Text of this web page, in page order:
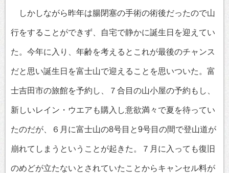
しかしながら昨年は腸閉塞の手術の術後だったので山
行をすることができず、自宅で静かに誕生日を迎えてい
た。今年に入り、年齢を考えるとこれが最後のチャンス
だと思い誕生日を富士山で迎えることを思いついた。富
士吉田市の旅館を予約し、７合目の山小屋の予約もし、
新しいレイン・ウエアも購入し意欲満々で夏を待ってい
たのだが、６月に富士山の8号目と9号目の間で登山道が
崩れてしまうということが起きた。７月に入っても復旧
のめどが立たないとされていたことからキャンセル料が